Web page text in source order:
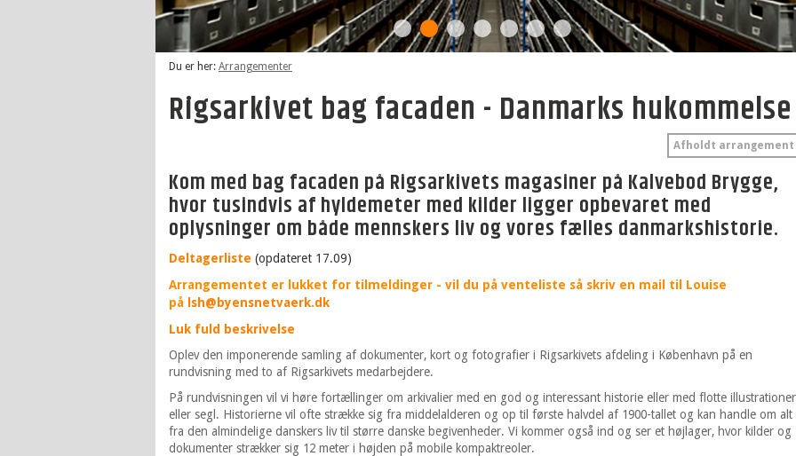
Du er her: Arrangementer
Rigsarkivet bag facaden - Danmarks hukommelse
Afholdt arrangement
Kom med bag facaden på Rigsarkivets magasiner på Kalvebod Brygge,
hvor tusindvis af hyldemeter med kilder ligger opbevaret med
oplysninger om både mennskers liv og vores fælles danmarkshistorie.
Deltagerliste (opdateret 17.09)
Arrangementet er lukket for tilmeldinger - vil du på venteliste så skriv en mail til Louise
på lsh@byensnetvaerk.dk
Luk fuld beskrivelse
Oplev den imponerende samling af dokumenter, kort og fotografier i Rigsarkivets afdeling i København på en
rundvisning med to af Rigsarkivets medarbejdere.
På rundvisningen vil vi høre fortællinger om arkivalier med en god og interessant historie eller med flotte illustrationer
eller segl. Historierne vil ofte strække sig fra middelalderen og op til første halvdel af 1900-tallet og kan handle om alt
fra den almindelige danskers liv til større danske begivenheder. Vi kommer også ind og ser et højlager, hvor kilder og
dokumenter strækker sig 12 meter i højden på mobile kompaktreoler.